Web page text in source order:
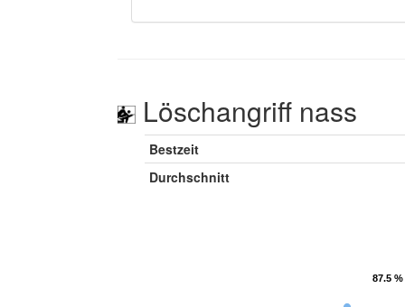
Löschangriff nass
Bestzeit
Durchschnitt
87.5
87.5